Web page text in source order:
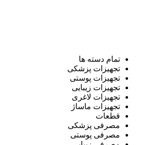
تمام دسته ها
تجهیزات پزشکی
تجهیزات پوستی
تجهیزات زیبایی
تجهیزات لاغری
تجهیزات ماساژ
قطعات
مصرفی پزشکی
مصرفی پوستی